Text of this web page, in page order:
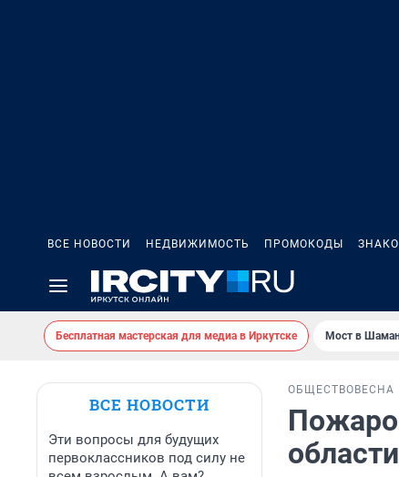
ВСЕ НОВОСТИ НЕДВИЖИМОСТЬ ПРОМОКОДЫ
Бесплатная мастерская для медиа в Иркутске Мост в
ВСЕ НОВОСТИ
Эти вопросы для будущих
первоклассников под силу не
ОБЩЕСТВО ВЕСНА